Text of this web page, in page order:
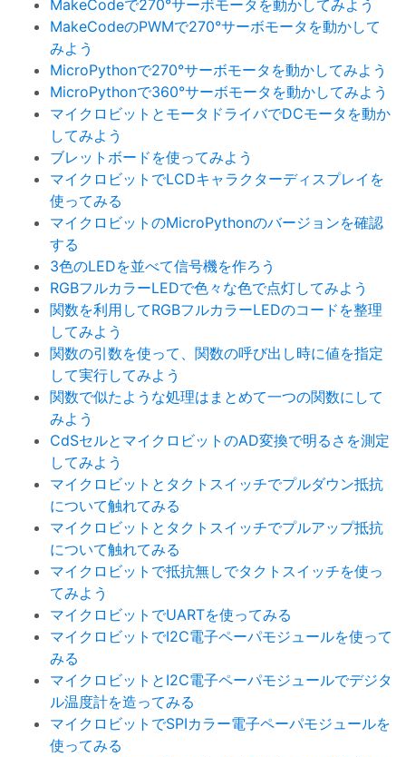
MakeCodeで270°サーボモータを動かしてみよう
MakeCodeのPWMで270°サーボモータを動かして
みよう
MicroPythonで270°サーボモータを動かしてみよう
MicroPythonで360°サーボモータを動かしてみよう
マイクロビットとモータドライバでDCモータを動か
してみよう
ブレットボードを使ってみよう
マイクロビットでLCDキャラクターディスプレイを
使ってみる
マイクロビットのMicroPythonのバージョンを確認
する
3色のLEDを並べて信号機を作ろう
RGBフルカラーLEDで色々な色で点灯してみよう
関数を利用してRGBフルカラーLEDのコードを整理
してみよう
関数の引数を使って、関数の呼び出し時に値を指定
して実行してみよう
関数で似たような処理はまとめて一つの関数にして
みよう
CdSセルとマイクロビットのAD変換で明るさを測定
してみよう
マイクロビットとタクトスイッチでプルダウン抵抗
について触れてみる
マイクロビットとタクトスイッチでプルアップ抵抗
について触れてみる
マイクロビットで抵抗無しでタクトスイッチを使っ
てみよう
マイクロビットでUARTを使ってみる
マイクロビットでI2C電子ペーパモジュールを使って
みる
マイクロビットとI2C電子ペーパモジュールでデジタ
ル温度計を造ってみる
マイクロビットでSPIカラー電子ペーパモジュールを
使ってみる